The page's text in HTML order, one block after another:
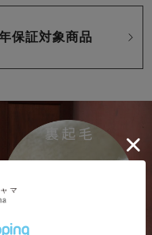
保証対象商品